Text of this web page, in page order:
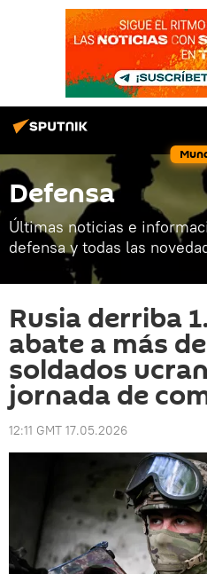
Defensa
Últimas noticias e
defensa y todas las
Rusia derriba
abate a más
soldados
jornada de
12:11 GMT 17.05.2026